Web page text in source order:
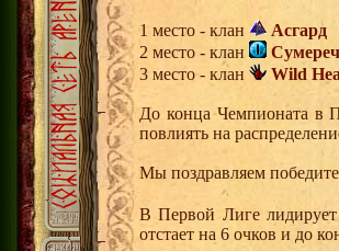
1 место - клан
Асгард
2 место - клан
3 место - клан
Wild
До конца Чемпионата в
повлиять на
Мы поздравляем
В Первой Лиге лидирует
отстает на 6 очков и до